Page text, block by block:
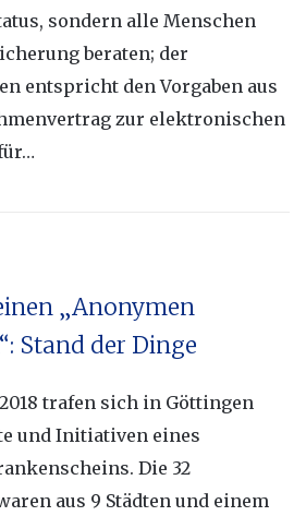
sondern alle Menschen
beraten; der
entspricht den Vorgaben aus
zur elektronischen
„Anonymen
Stand der Dinge
2018 trafen sich in Göttingen
und Initiativen eines
Die 32
aus 9 Städten und einem